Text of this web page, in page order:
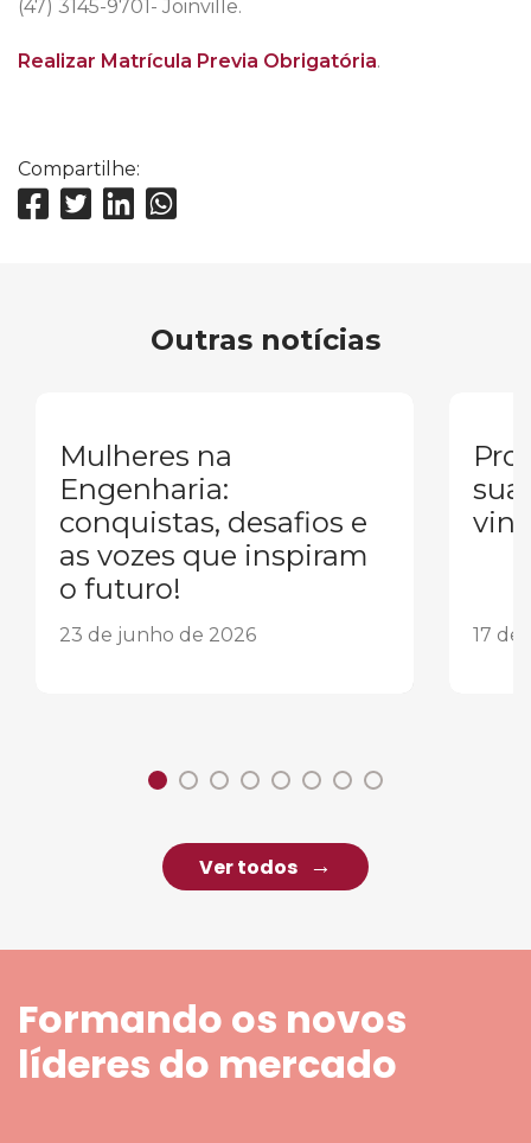
(47) 3145-9701- Joinville.
Realizar Matrícula Previa Obrigatória.
Compartilhe:
Outras notícias
Mulheres na
Engenharia:
conquistas, desafios e
as vozes que inspiram
o futuro!
23 de junho de 2026
sua
17 de
Ver todos
Formando os novos
líderes do mercado